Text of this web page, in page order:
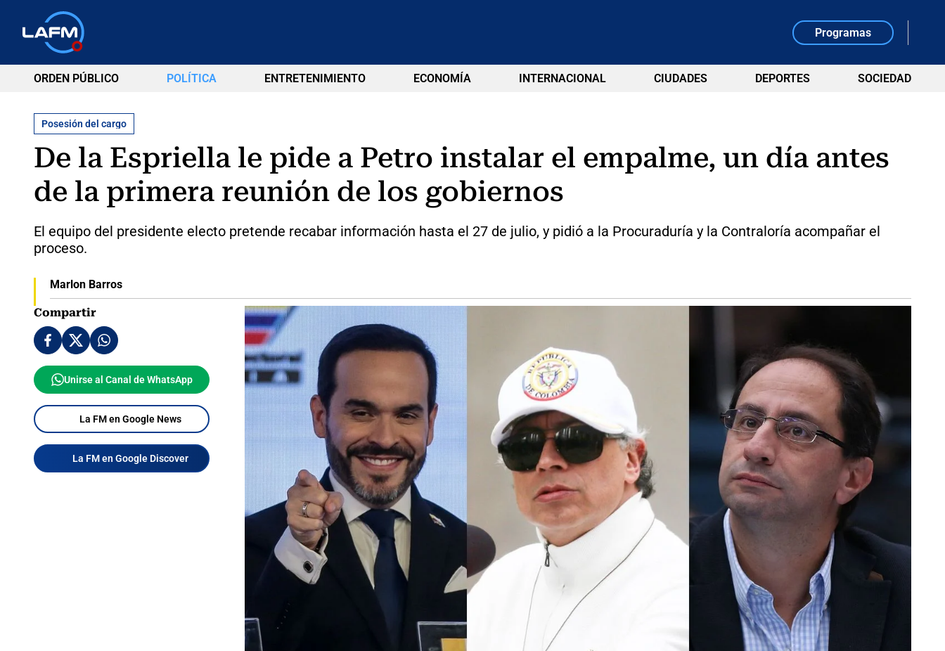
Programas
ORDEN PÚBLICO POLÍTICA ENTRETENIMIENTO ECONOMÍA INTERNACIONAL CIUDADES DEPORTES SOCIEDAD
Posesión del cargo
De la Espriella le pide a Petro instalar el empalme, un día antes
de la primera reunión de los gobiernos
El equipo del presidente electo pretende recabar información hasta el 27 de julio, y pidió a la Procuraduría y la Contraloría acompañar el
proceso.
Marlon Barros
Compartir
Unirse al Canal de WhatsApp
La FM en Google News
La FM en Google Discover